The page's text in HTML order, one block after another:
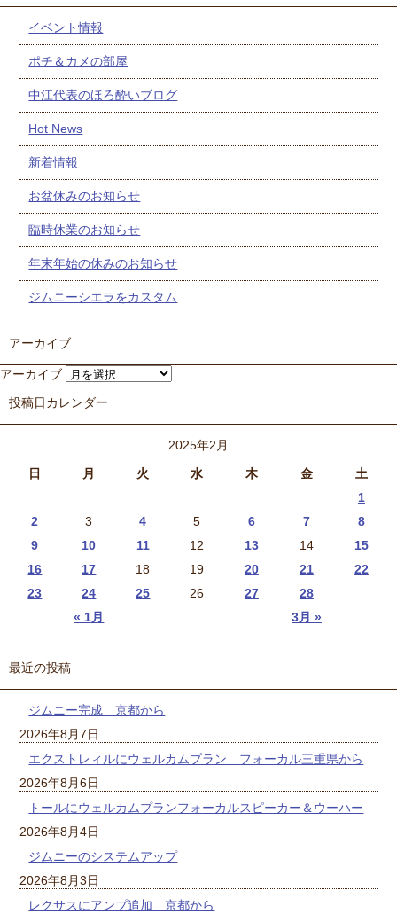
イベント情報
ポチ＆カメの部屋
中江代表のほろ酔いブログ
Hot News
新着情報
お盆休みのお知らせ
臨時休業のお知らせ
年末年始の休みのお知らせ
ジムニーシエラをカスタム
アーカイブ
アーカイブ
投稿日カレンダー
2025年2月
日
月 火 水 木 金 土
« 1月 3月 »
1
2
3 4 5 6 7
8
9
10 11 12 13 14
15
16
17 18 19 20 21
22
23
24 25 26 27 28
最近の投稿
ジムニー完成 京都から
2026年8月7日
エクストレィルにウェルカムプラン フォーカル三重県から
2026年8月6日
トールにウェルカムプランフォーカルスピーカー＆ウーハー
2026年8月4日
ジムニーのシステムアップ
2026年8月3日
レクサスにアンプ追加 京都から